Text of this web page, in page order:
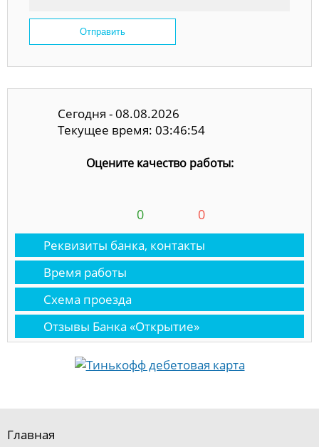
Отправить
Сегодня - 08.08.2026
Текущее время: 03:46:55
Оцените качество работы:
0 0
Реквизиты банка, контакты
Время работы
Схема проезда
Отзывы Банка «Открытие»
Главная